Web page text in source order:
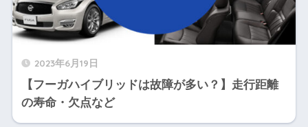
2023年6月19日
【フーガハイブリッドは故障が多い？】走行距離
の寿命・欠点など